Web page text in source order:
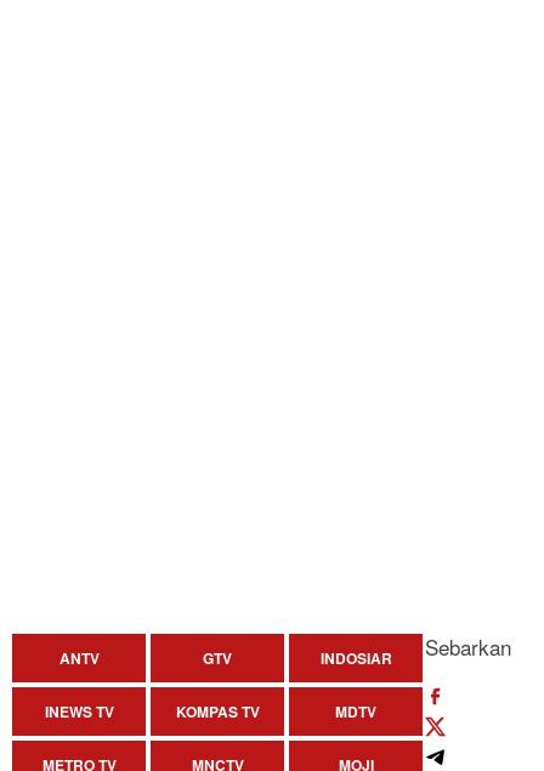
ANTV GTV INDOSIAR
INEWS TV KOMPAS TV MDTV
METRO TV MNCTV MOJI
Sebarkan